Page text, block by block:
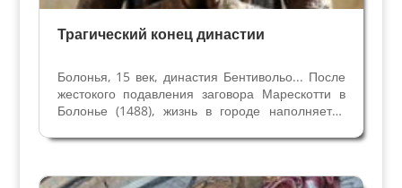
Трагический конец династии
Болонья, 15 век, династия Бентивольо... После
жестокого подавления заговора Марескотти в
Болонье (1488), жизнь в городе наполняется
Читайте в статье Костер для подруги. К
катаклизмам...